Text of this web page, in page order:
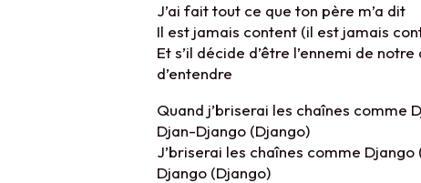
J’ai fait tout ce que ton père m’a dit
Il est jamais content (il est jamais
Et s’il décide d’être l’ennemi de
d’entendre
Quand j’briserai les chaînes comme
Djan-Django (Django)
J’briserai les chaînes comme
Django (Django)